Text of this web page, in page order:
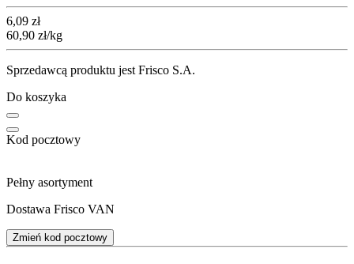
Cena
6,09 zł
60,90 zł/kg
Sprzedawcą produktu jest Frisco S.A.
Do koszyka
Kod pocztowy
Pełny asortyment
Dostawa Frisco VAN
Zmień kod pocztowy